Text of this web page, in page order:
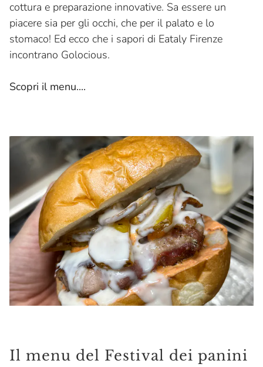
cottura e preparazione innovative. Sa essere un
piacere sia per gli occhi, che per il palato e lo
stomaco! Ed ecco che i sapori di Eataly Firenze
incontrano Golocious.
Scopri il menu....
Il menu del Festival dei panini